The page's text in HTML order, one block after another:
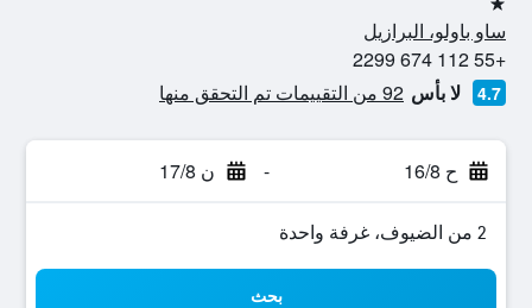
نجمة واحدة
ساو باولو، البرازيل
+55 112 674 2299
4.7 لا بأس 92 من التقييمات تم التحقق منها
ح 16/8 - ن 17/8
2 من الضيوف، غرفة واحدة
بحث